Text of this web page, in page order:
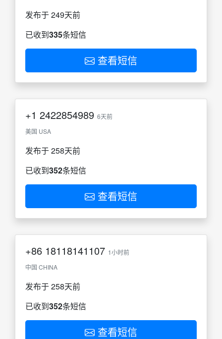
发布于 249天前
已收到335条短信
查看短信
+1 2422854989 6天前
美国 USA
发布于 258天前
已收到352条短信
查看短信
+86 18118141107 1小时前
中国 CHINA
发布于 258天前
已收到352条短信
查看短信